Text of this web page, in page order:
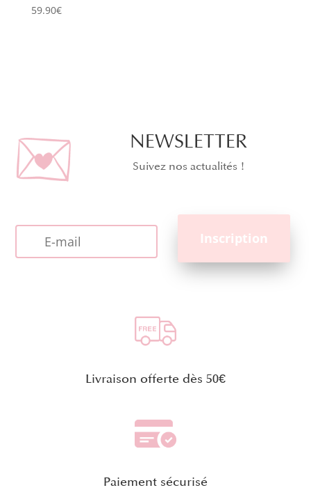
59.90€
NEWSLETTER
Suivez nos actualités !
Livraison offerte dès 50€
Paiement sécurisé